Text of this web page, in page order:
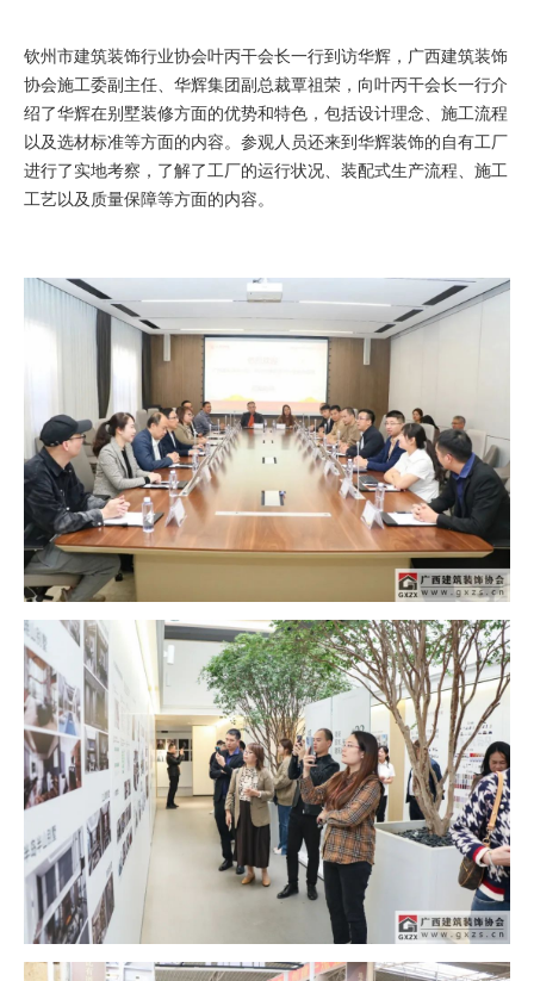
钦州市建筑装饰行业协会叶丙干会长一行到访华辉，广西建筑装饰
协会施工委副主任、华辉集团副总裁覃祖荣，向叶丙干会长一行介
绍了华辉在别墅装修方面的优势和特色，包括设计理念、施工流程
以及选材标准等方面的内容。参观人员还来到华辉装饰的自有工厂
进行了实地考察，了解了工厂的运行状况、装配式生产流程、施工
工艺以及质量保障等方面的内容。